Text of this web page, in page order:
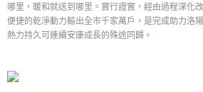
哪里，暖和就送到哪里。實行證實，經由過程深化
便捷的乾淨動力輸出全市千家萬戶，是完成助力洛
熱力持久可連續安康成長的殊途同歸。